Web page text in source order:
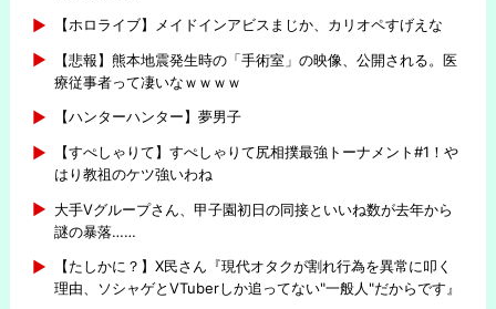
【ホロライブ】メイドインアビスまじか、カリオペすげえな
【悲報】熊本地震発生時の「手術室」の映像、公開される。医
療従事者って凄いなｗｗｗｗ
【ハンターハンター】夢男子
【すぺしゃりて】すぺしゃりて尻相撲最強トーナメント#1！や
はり教祖のケツ強いわね
大手Vグループさん、甲子園初日の同接といいね数が去年から
謎の暴落……
【たしかに？】X民さん『現代オタクが割れ行為を異常に叩く
理由、ソシャゲとVTuberしか追ってない"一般人"だからです』